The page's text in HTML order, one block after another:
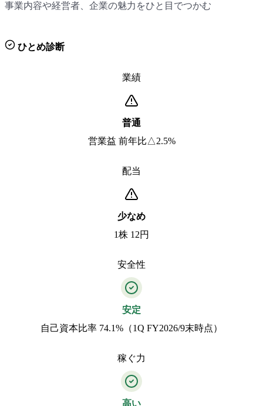
事業内容や経営者、企業の魅力をひと目でつかむ
ひとめ診断
業績
普通
営業益 前年比△2.5%
配当
少なめ
1株 12円
安全性
安定
自己資本比率 74.1%（1Q FY2026/9末時点）
稼ぐ力
高い